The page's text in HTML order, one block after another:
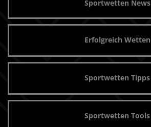
Sportwetten News
Erfolgreich Wetten
Sportwetten Tipps
Sportwetten Tools